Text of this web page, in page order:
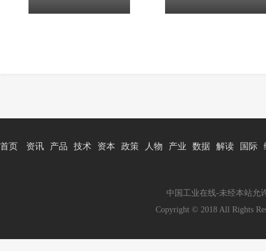
首页 资讯 产品 技术 资本 政策 人物 产业 数据 解读 国际
中国工业在线-未经本站允
Copyright © 2018 All Rights